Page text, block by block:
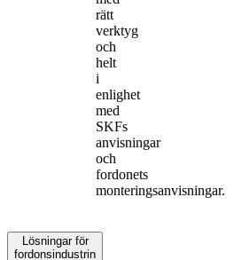
rätt
verktyg
och
helt
i
enlighet
med
SKFs
anvisningar
och
fordonets
monteringsanvisningar.
Lösningar för
fordonsindustrin